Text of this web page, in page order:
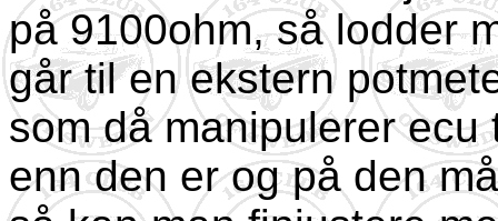
på 9100ohm, så lodder
går til en ekstern
som då manipulerer
enn den er og på den